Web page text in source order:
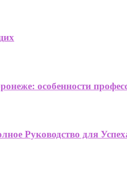
особенности
Руководство для